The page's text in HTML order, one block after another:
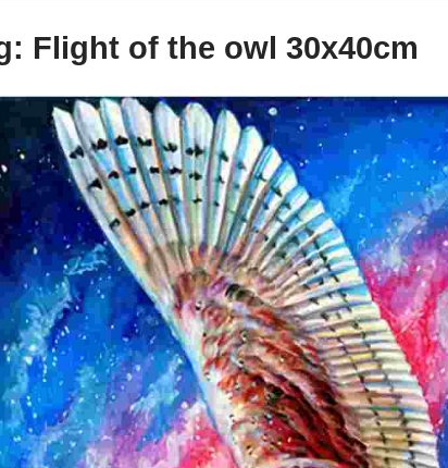
Flight of the owl 30x40cm